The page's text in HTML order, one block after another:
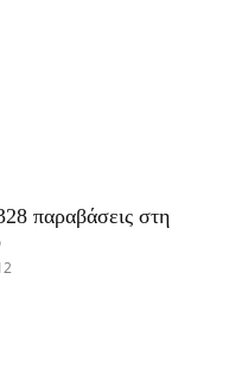
παραβάσεις στη